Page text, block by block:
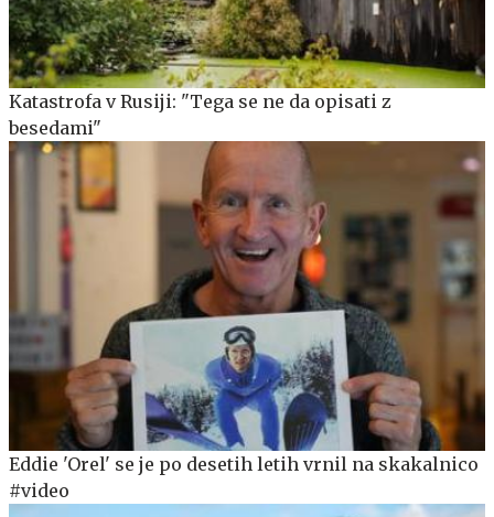
Katastrofa v Rusiji: "Tega se ne da opisati z
besedami"
Eddie 'Orel' se je po desetih letih vrnil na skakalnico
#video